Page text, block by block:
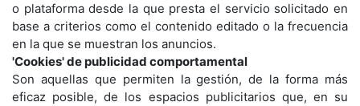
o plataforma desde la que presta el servicio solicitado en
base a criterios como el contenido editado o la frecuencia
en la que se muestran los anuncios.
'Cookies' de publicidad comportamental
Son aquellas que permiten la gestión, de la forma más
eficaz posible, de los espacios publicitarios que, en su